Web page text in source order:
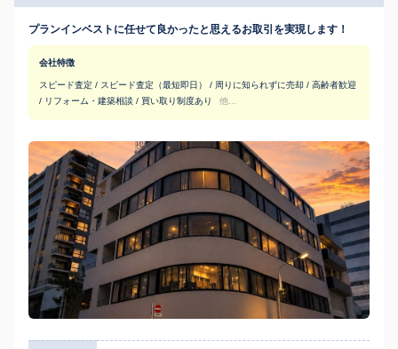
プランインベストに任せて良かったと思えるお取引を実現します！
会社特徴
スピード査定 / スピード査定（最短即日） / 周りに知られずに売却 / 高齢者歓迎
/ リフォーム・建築相談 / 買い取り制度あり
他...